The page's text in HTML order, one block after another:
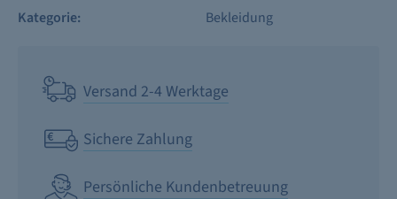
Kategorie:
Bekleidung
Versand 2-4 Werktage
Sichere Zahlung
Persönliche Kundenbetreuung